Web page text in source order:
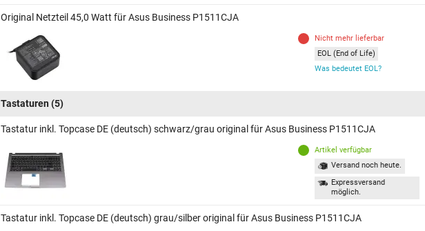
Original Netzteil 45,0 Watt für Asus Business P1511CJA
Nicht mehr lieferbar
EOL (End of Life)
Was bedeutet EOL?
Tastaturen (5)
Tastatur inkl. Topcase DE (deutsch) schwarz/grau original für Asus Business P1511CJA
Artikel verfügbar
Versand noch heute.
Expressversand
möglich.
Tastatur inkl. Topcase DE (deutsch) grau/silber original für Asus Business P1511CJA